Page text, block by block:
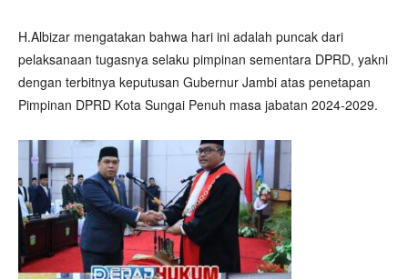
H.Albizar mengatakan bahwa hari ini adalah puncak dari
pelaksanaan tugasnya selaku pimpinan sementara DPRD, yakni
dengan terbitnya keputusan Gubernur Jambi atas penetapan
Pimpinan DPRD Kota Sungai Penuh masa jabatan 2024-2029.